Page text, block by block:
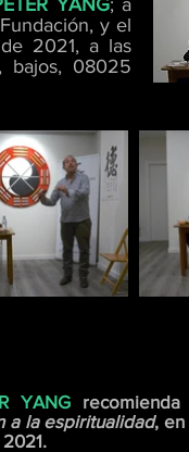
YANG; a
y el
2021, a las
bajos, 08025
YANG
a la espiritualidad,